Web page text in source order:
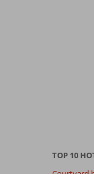
TOP 10